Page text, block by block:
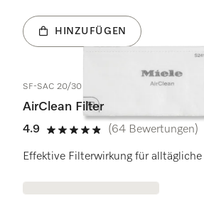
HINZUFÜGEN
SF-SAC 20/30
AirClean Filter
4.9
4.9 Sterne von 5
(64 Bewertungen)
Effektive Filterwirkung für